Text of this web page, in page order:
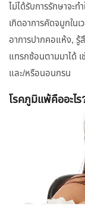
ไม่ได้รับการรักษาจะ
เกิดอาการคัดจมูกใน
อาการปากคอแห้ง, รู้
แทรกซ้อนตามมาได้
และ/หรือนอนกรน
โรคภูมิแพ้คืออะไร